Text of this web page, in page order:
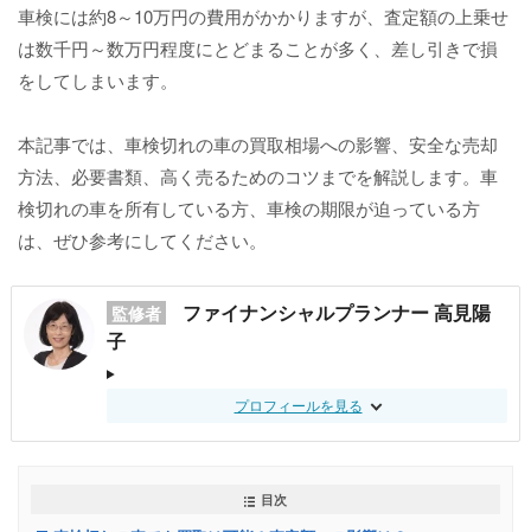
車検には約8～10万円の費用がかかりますが、査定額の上乗せ
は数千円～数万円程度にとどまることが多く、差し引きで損
をしてしまいます。
本記事では、車検切れの車の買取相場への影響、安全な売却
方法、必要書類、高く売るためのコツまでを解説します。車
検切れの車を所有している方、車検の期限が迫っている方
は、ぜひ参考にしてください。
監修者
ファイナンシャルプランナー 高見陽
子
プロフィールを見る
目次